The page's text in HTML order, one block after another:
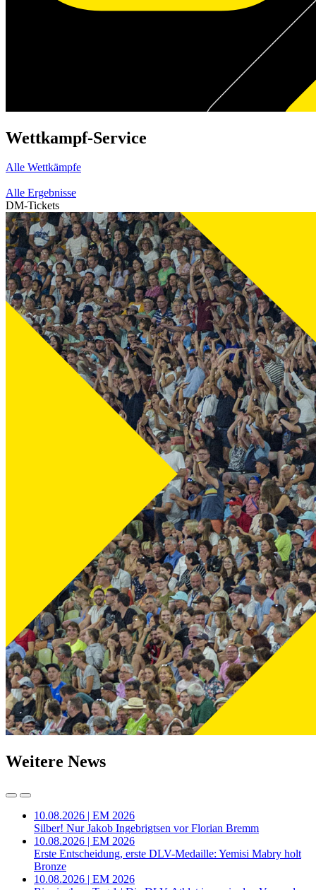
Wettkampf-Service
Alle Wettkämpfe
Alle Ergebnisse
DM-Tickets
Weitere News
10.08.2026 | EM 2026
Silber! Nur Jakob Ingebrigtsen vor Florian Bremm
10.08.2026 | EM 2026
Erste Entscheidung, erste DLV-Medaille: Yemisi Mabry holt
Bronze
10.08.2026 | EM 2026